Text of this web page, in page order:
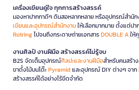
เครื่องเขียนคู่ใจ ทุกการสร้างสรรค์
มองหาปากกาดีๆ ดินสอหลากหลาย หรืออุปกรณ์สำนัก
เขียนและอุปกรณ์สำนักงานให้เลือกมากมาย ตั้งแต่ป
Rotringไปจนถึงกระดาษถ่ายเอกสารDOUBLE Aให้
งานศิลป์ งานฝีมือ สร้างสรรค์ไม่รู้จบ
B2S จัดเต็มอุปกรณ์ศิลปะและงานฝีมือสำหรับคนสร้า
ขาตั้งไม้บนโต๊ะPyramidและอุปกรณ์ DIY ต่างๆ จาก
สร้างสรรค์ได้อย่างไร้ขีดจำกัด